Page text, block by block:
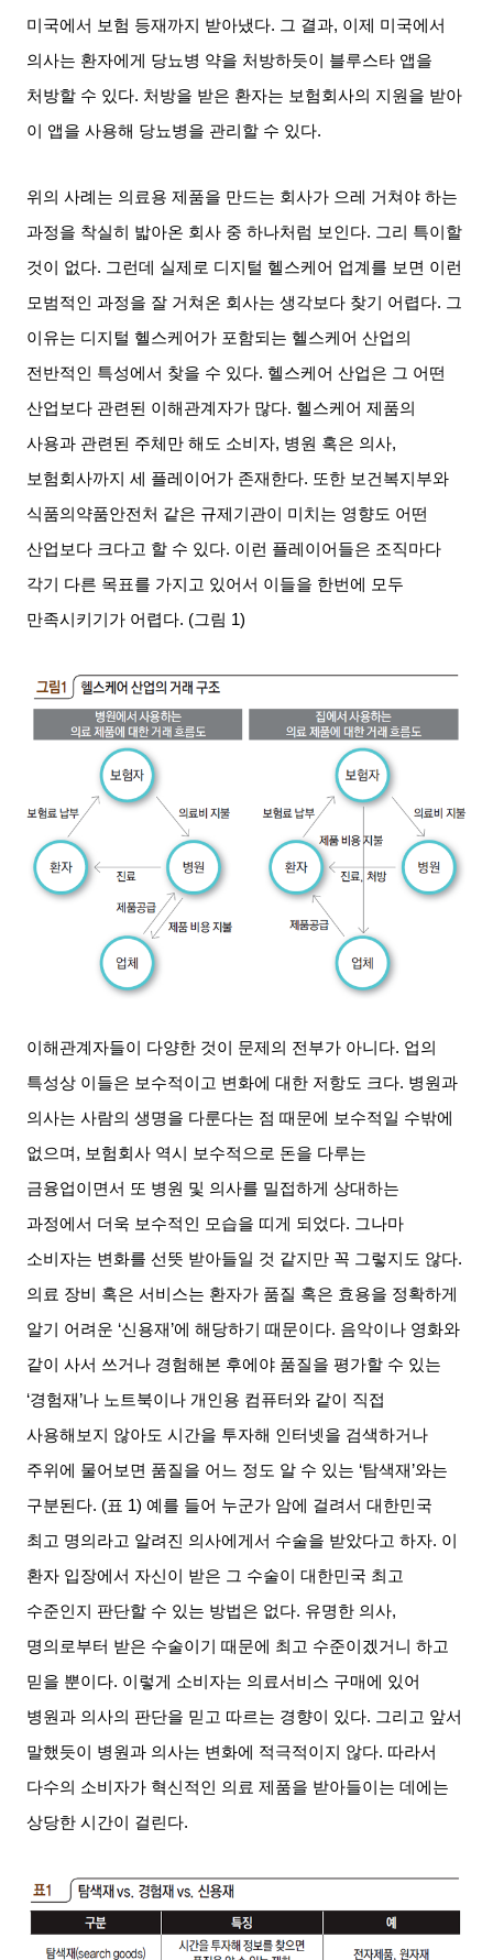
미국에서 보험 등재까지 받아냈다. 그 결과, 이제 미국에서
의사는 환자에게 당뇨병 약을 처방하듯이 블루스타 앱을
처방할 수 있다. 처방을 받은 환자는 보험회사의 지원을 받아
이 앱을 사용해 당뇨병을 관리할 수 있다.
위의 사례는 의료용 제품을 만드는 회사가 으레 거쳐야 하는
과정을 착실히 밟아온 회사 중 하나처럼 보인다. 그리 특이할
것이 없다. 그런데 실제로 디지털 헬스케어 업계를 보면 이런
모범적인 과정을 잘 거쳐온 회사는 생각보다 찾기 어렵다. 그
이유는 디지털 헬스케어가 포함되는 헬스케어 산업의
전반적인 특성에서 찾을 수 있다. 헬스케어 산업은 그 어떤
산업보다 관련된 이해관계자가 많다. 헬스케어 제품의
사용과 관련된 주체만 해도 소비자, 병원 혹은 의사,
보험회사까지 세 플레이어가 존재한다. 또한 보건복지부와
식품의약품안전처 같은 규제기관이 미치는 영향도 어떤
산업보다 크다고 할 수 있다. 이런 플레이어들은 조직마다
각기 다른 목표를 가지고 있어서 이들을 한번에 모두
만족시키기가 어렵다. (그림 1)
이해관계자들이 다양한 것이 문제의 전부가 아니다. 업의
특성상 이들은 보수적이고 변화에 대한 저항도 크다. 병원과
의사는 사람의 생명을 다룬다는 점 때문에 보수적일 수밖에
없으며 , 보험회사 역시 보수적으로 돈을 다루는
금융업이면서 또 병원 및 의사를 밀접하게 상대하는
과정에서 더욱 보수적인 모습을 띠게 되었다. 그나마
소비자는 변화를 선뜻 받아들일 것 같지만 꼭 그렇지도 않다.
의료 장비 혹은 서비스는 환자가 품질 혹은 효용을 정확하게
알기 어려운 ‘신용재’에 해당하기 때문이다. 음악이나 영화와
같이 사서 쓰거나 경험해본 후에야 품질을 평가할 수 있는
‘경험재 ’나 노트북이나 개인용 컴퓨터와 같이 직접
사용해보지 않아도 시간을 투자해 인터넷을 검색하거나
주위에 물어보면 품질을 어느 정도 알 수 있는 ‘탐색재 ’와는
구분된다. (표 1)예를 들어 누군가 암에 걸려서 대한민국
최고 명의라고 알려진 의사에게서 수술을 받았다고 하자. 이
환자 입장에서 자신이 받은 그 수술이 대한민국 최고
수준인지 판단할 수 있는 방법은 없다. 유명한 의사,
명의로부터 받은 수술이기 때문에 최고 수준이겠거니 하고
믿을 뿐이다. 이렇게 소비자는 의료서비스 구매에 있어
병원과 의사의 판단을 믿고 따르는 경향이 있다. 그리고 앞서
말했듯이 병원과 의사는 변화에 적극적이지 않다. 따라서
다수의 소비자가 혁신적인 의료 제품을 받아들이는 데에는
상당한 시간이 걸린다.